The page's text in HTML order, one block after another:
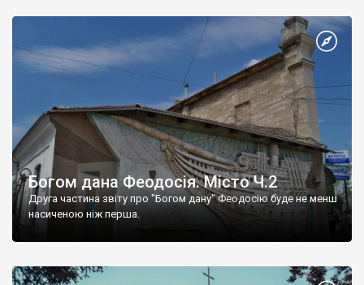
Богом дана Феодосія. Місто Ч.2
Друга частина звіту про "Богом дану" Феодосію буде не менш
насиченою ніж перша.